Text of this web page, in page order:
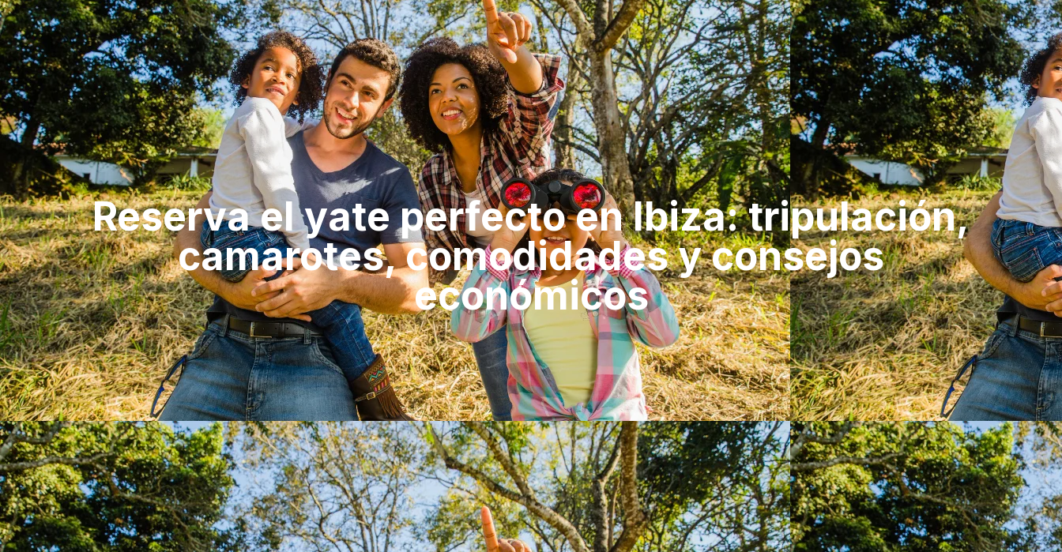
Reserva el yate perfecto en Ibiza: tripulación,
camarotes, comodidades y consejos
económicos